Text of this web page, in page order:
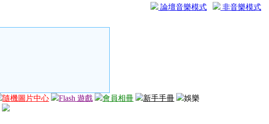
論壇音樂模式 非音樂模式
隨機圖片中心 Flash 遊戲 會員相冊 新手手冊
娛樂